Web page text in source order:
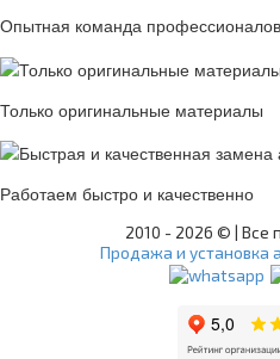
Опытная команда профессионалов
Только оригинальные материалы
Работаем быстро и качественно
2010 - 2026 © | Все
Продажа и установка